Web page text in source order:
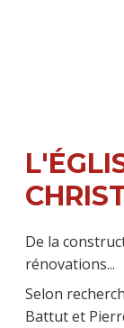
De la
rénovations...
Selon
Battut et